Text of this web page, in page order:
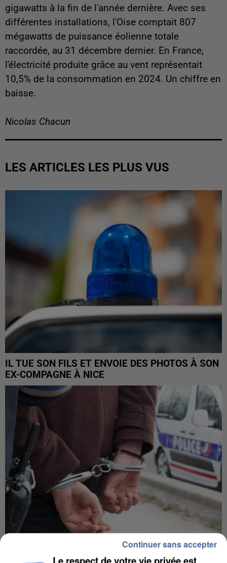
gigawatts à la fin de l'année dernière. Avec ses
différentes installations, l'Oise comptait 807
mégawatts de puissance éolienne totale
raccordée, au 31 décembre dernier. En France,
l'électricité produite grâce au vent représentait
10,5% de la consommation en 2024. Un chiffre en
baisse.
Nicolas Chacun
LES ARTICLES LES PLUS VUS
IL TUE SON FILS ET ENVOIE DES PHOTOS À SON
EX-COMPAGNE À NICE
L’UN DES FONDATEURS SUPPOSÉS DE LA DZ
Le respect de votre vie privée est
Continuer sans accepter